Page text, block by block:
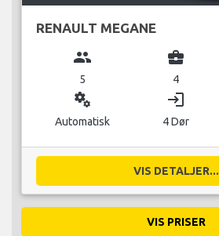
RENAULT MEGANE
group
5
business_center
4
miscellaneous_services
Automatisk
login
4 Dør
VIS DETALJER...
VIS PRISER